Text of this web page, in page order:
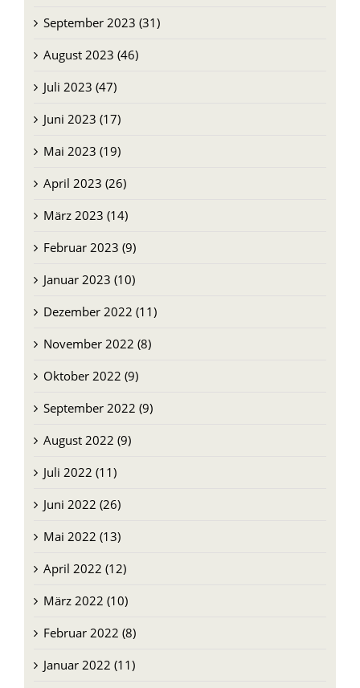
September 2023 (31)
August 2023 (46)
Juli 2023 (47)
Juni 2023 (17)
Mai 2023 (19)
April 2023 (26)
März 2023 (14)
Februar 2023 (9)
Januar 2023 (10)
Dezember 2022 (11)
November 2022 (8)
Oktober 2022 (9)
September 2022 (9)
August 2022 (9)
Juli 2022 (11)
Juni 2022 (26)
Mai 2022 (13)
April 2022 (12)
März 2022 (10)
Februar 2022 (8)
Januar 2022 (11)